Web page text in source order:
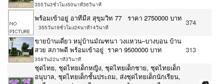
355วัน3ชั่วโมง50นาที36วินาที
พร้อมเข้าอยู่ อาทีมีส สุขุมวิท 77 ราคา 2750000 บาท
355วัน19ชั่วโมง24นาที14วินาที
374
ขายบ้านเดี่ยว หมู่บ้านมัณฑนา วงแหวน–บางบอน บ้าน
สวย สภาพดี พร้อมเข้าอยู่ ราคา 9500000 บาท
358วัน22นาที3วินาที
313
ชุดไทย, ชุดไทยเด็กหญิง, ชุดไทยเด็กชาย, ชุดไทยเด็ก
อนุบาล, ชุดไทยเด็กชั้นประถม, ส่งชุดไทยเด็กนักเรียน,